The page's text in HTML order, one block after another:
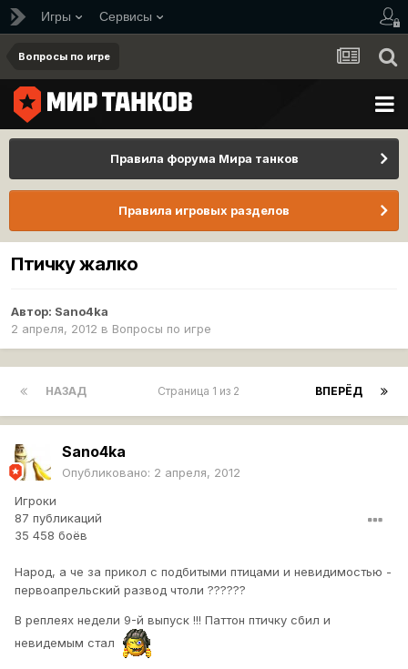
Игры Сервисы
Вопросы по игре
Правила форума Мира танков
Правила игровых разделов
Птичку жалко
Автор: Sano4ka
2 апреля, 2012 в Вопросы по игре
НАЗАД ВПЕРЁД
Страница 1 из 2
Sano4ka
Опубликовано: 2 апреля, 2012
Игроки
87 публикаций
35 458 боёв
Народ, а че за прикол с подбитыми птицами и невидимостью -
первоапрельский развод чтоли ??????
В реплеях недели 9-й выпуск !!! Паттон птичку сбил и
невидемым стал